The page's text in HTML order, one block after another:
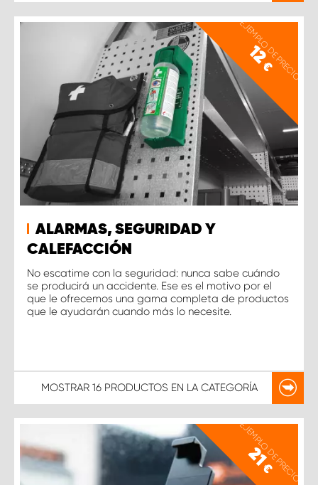
EJEMPLO DE PRECIO
12
€
ALARMAS, SEGURIDAD Y
CALEFACCIÓN
No escatime con la seguridad: nunca sabe cuándo
se producirá un accidente. Ese es el motivo por el
que le ofrecemos una gama completa de productos
que le ayudarán cuando más lo necesite.
MOSTRAR 16 PRODUCTOS EN LA CATEGORÍA
EJEMPLO DE PRECIO
21
€